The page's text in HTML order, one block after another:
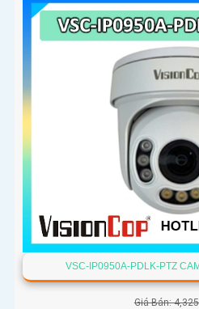
VSC-IP0950A-PDLK-PTZ
Giá Bán: